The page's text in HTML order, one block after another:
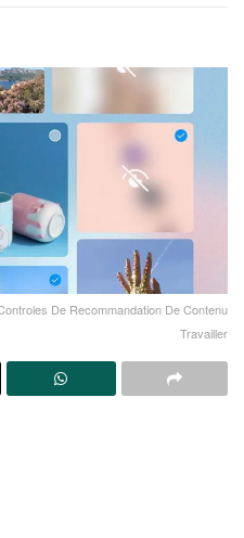
De Recommandation De Contenu
Travailler